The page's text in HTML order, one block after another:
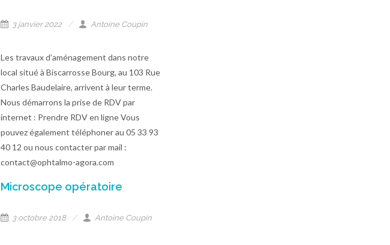
3 janvier 2022 Antoine Coupin
Les travaux d’aménagement dans notre
local situé à Biscarrosse Bourg, au 103 Rue
Charles Baudelaire, arrivent à leur terme.
Nous démarrons la prise de RDV par
internet : Prendre RDV en ligne Vous
pouvez également téléphoner au 05 33 93
40 12 ou nous contacter par mail :
contact@ophtalmo-agora.com
Microscope opératoire
3 octobre 2018 Antoine Coupin